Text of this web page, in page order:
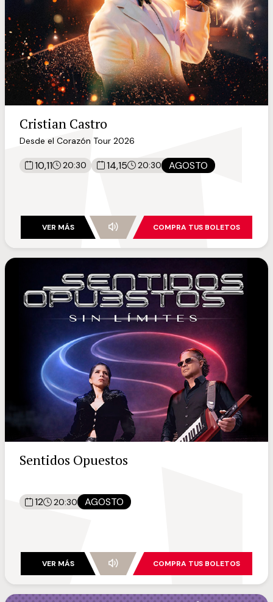
Cristian Castro
Desde el Corazón Tour 2026
10,11 20:30 14,15 20:30 AGOSTO
VER MÁS COMPRA TUS BOLETOS
Sentidos Opuestos
12 20:30 AGOSTO
VER MÁS COMPRA TUS BOLETOS